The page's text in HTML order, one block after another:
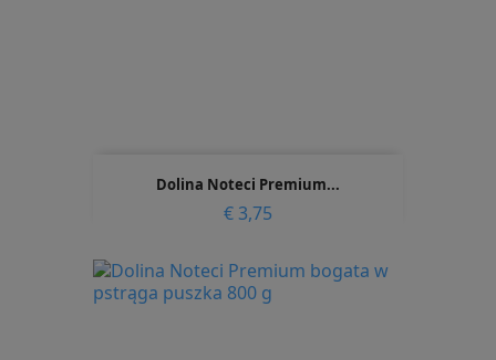
Dolina Noteci Premium...
Prijs
€ 3,75